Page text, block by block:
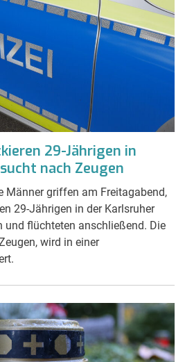
29-Jährigen in
nach Zeugen
Männer griffen am Freitagabend,
29-Jährigen in der Karlsruher
und flüchteten anschließend. Die
wird in einer